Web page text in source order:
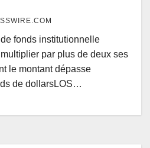
fonds institutionnelle
par plus de deux ses
le montant dépasse
de dollarsLOS…